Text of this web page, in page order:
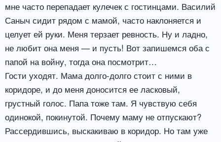
мне часто перепадает кулечек с гостинцами. Василий
Саныч сидит рядом с мамой, часто наклоняется и
целует ей руки. Меня терзает ревность. Ну и ладно,
не любит она меня — и пусть! Вот запишемся оба с
папой на войну, тогда она посмотрит…
Гости уходят. Мама долго-долго стоит с ними в
коридоре, и до меня доносится ее ласковый,
грустный голос. Папа тоже там. Я чувствую себя
одинокой, покинутой. Почему маму не отпускают?
Рассердившись, выскакиваю в коридор. Но там уже